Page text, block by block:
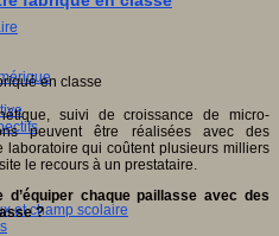
et champ scolaire
suivi de croissance de micro-
peuvent être réalisées avec des
laboratoire qui coûtent plusieurs milliers
le recours à un prestataire.
d’équiper chaque paillasse avec des
?